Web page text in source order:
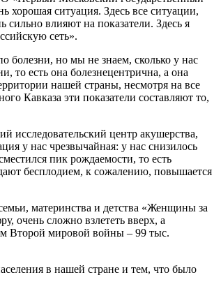
ситуация. Здесь все ситуации,
влияют на показатели. Здесь я
сеть».
болезни, но мы не знаем, сколько у нас
то есть она болезнецентрична, а она
нашей страны, несмотря на все
Кавказа эти показатели составляют то,
исследовательский центр акушерства,
у нас чрезвычайная: у нас снизилось
пик рождаемости, то есть
бесплодием, к сожалению, повышается
материнства и детства «Женщины за
очень сложно взлететь вверх, а
Второй мировой войны – 99 тыс.
в нашей стране и тем, что было